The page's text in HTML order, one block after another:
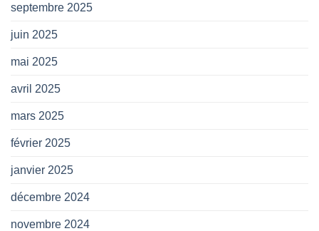
septembre 2025
juin 2025
mai 2025
avril 2025
mars 2025
février 2025
janvier 2025
décembre 2024
novembre 2024